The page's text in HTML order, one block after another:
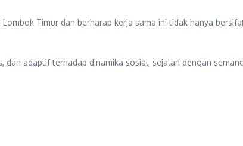
Timur dan berharap kerja sama ini tidak hanya
adaptif terhadap dinamika sosial, sejalan dengan